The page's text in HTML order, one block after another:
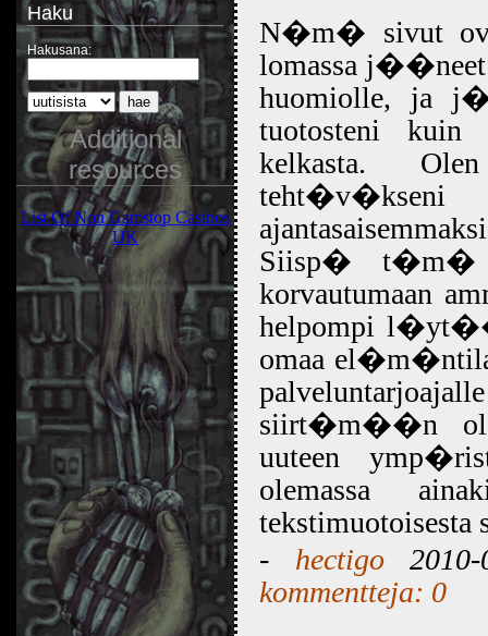
Haku
Hakusana:
N�m� sivut
lomassa
huomiolle, ja
tuotosteni kuin
kelkasta.
Siisp� t�m�
korvautumaan
helpompi l�yt��
omaa
siirt�m��n
uuteen
olemassa
- hectigo2010-
kommentteja: 0
Additional
resources
List Of Non Gamstop Casinos
UK